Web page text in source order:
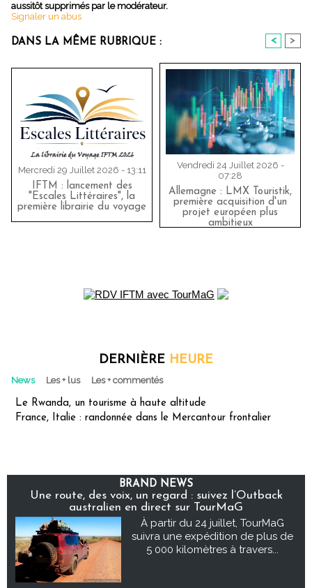
aussitôt supprimés par le modérateur.
Signaler un abus
DANS LA MÊME RUBRIQUE : < >
Mercredi 29 Juillet 2026 - 13:11
IFTM : lancement des
"Escales Littéraires", la
première librairie du voyage
Vendredi 24 Juillet 2026 -
07:28
Allemagne : LMX Touristik,
première acquisition d'un
projet européen plus
ambitieux
DERNIÈRE HEURE
News Les + lus Les + commentés
Le Rwanda, un tourisme à haute altitude
France, Italie : randonnée dans le Mercantour frontalier
BRAND NEWS
Une route, des voix, un regard : suivez l’Outback
australien en direct sur TourMaG
À partir du 24 juillet, TourMaG
suivra une expédition de plus de
5 000 kilomètres à travers...